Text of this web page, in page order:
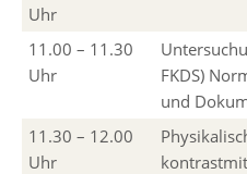
Uhr
11.00 – 11.30
Uhr
FKDS)
und
11.30 – 12.00
Uhr